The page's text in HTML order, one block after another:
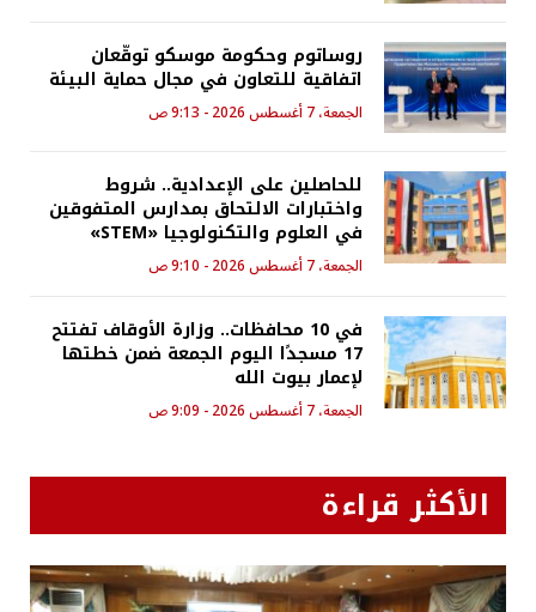
روساتوم وحكومة موسكو توقّعان
اتفاقية للتعاون في مجال حماية البيئة
الجمعة، 7 أغسطس 2026 - 9:13 ص
للحاصلين على الإعدادية.. شروط
واختبارات الالتحاق بمدارس المتفوقين
في العلوم والتكنولوجيا «STEM»
الجمعة، 7 أغسطس 2026 - 9:10 ص
في 10 محافظات.. وزارة الأوقاف تفتتح
17 مسجدًا اليوم الجمعة ضمن خطتها
لإعمار بيوت الله
الجمعة، 7 أغسطس 2026 - 9:09 ص
الأكثر قراءة